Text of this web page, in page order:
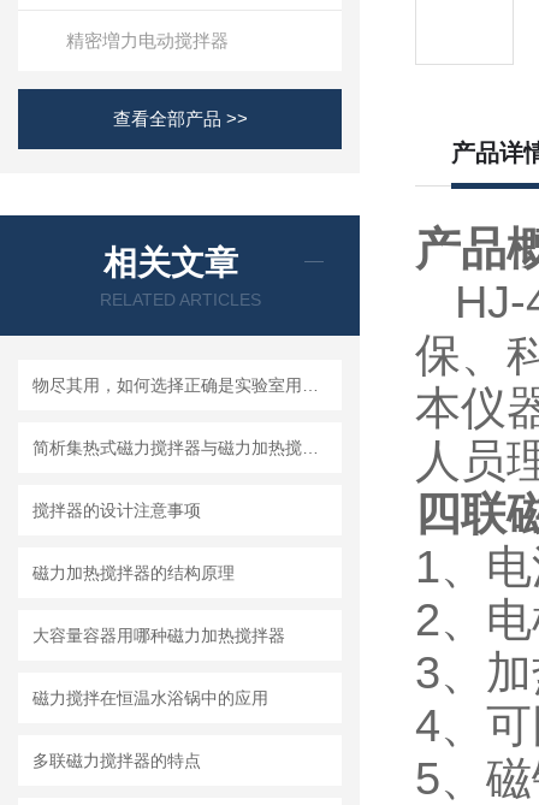
精密増力电动搅拌器
查看全部产品 >>
相关文章
RELATED ARTICLES
搅拌器的设计注意事项
磁力加热搅拌器的结构原理
大容量容器用哪种磁力加热搅拌器
磁力搅拌在恒温水浴锅中的应用
多联磁力搅拌器的特点
产品详
产品
HJ-
保、
本仪
人员
四联
1、
2、
3、
4、
5、